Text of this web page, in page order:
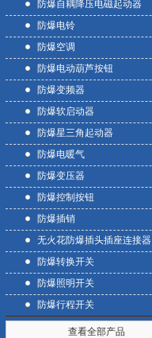
防爆自耦降压电磁起动器
防爆电铃
防爆空调
防爆电动葫芦按钮
防爆变频器
防爆软启动器
防爆星三角起动器
防爆电暖气
防爆变压器
防爆控制按钮
防爆插销
无火花防爆插头插座连接器
防爆转换开关
防爆照明开关
防爆行程开关
查看全部产品